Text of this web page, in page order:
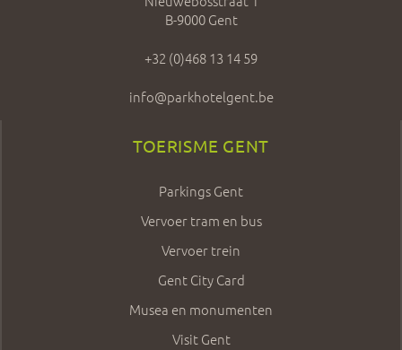
B-9000 Gent
+32 (0)468 13 14 59
info@parkhotelgent.be
TOERISME GENT
Parkings Gent
Vervoer tram en bus
Vervoer trein
Gent City Card
Musea en monumenten
Visit Gent